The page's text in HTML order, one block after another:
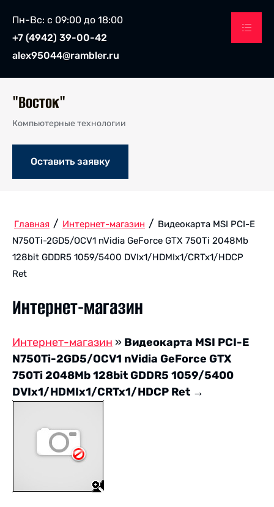
Пн-Вс: с 09:00 до 18:00
+7 (4942) 39-00-42
alex95044@rambler.ru
"Восток"
Компьютерные технологии
Оставить заявку
Главная / Интернет-магазин / Видеокарта MSI PCI-E
N750Ti-2GD5/OCV1 nVidia GeForce GTX 750Ti 2048Mb
128bit GDDR5 1059/5400 DVIx1/HDMIx1/CRTx1/HDCP
Ret
Интернет-магазин
Интернет-магазин » Видеокарта MSI PCI-E
N750Ti-2GD5/OCV1 nVidia GeForce GTX
750Ti 2048Mb 128bit GDDR5 1059/5400
DVIx1/HDMIx1/CRTx1/HDCP Ret →